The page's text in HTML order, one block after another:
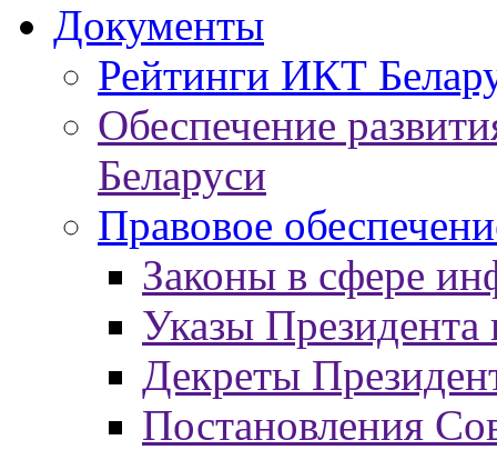
Документы
Рейтинги ИКТ
Обеспечение
Беларуси
Правовое
Законы в сфере
Указы
Декреты
Постановления